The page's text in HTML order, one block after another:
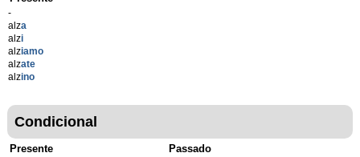
-
alza
alzi
alziamo
alzate
alzino
Condicional
Presente Passado